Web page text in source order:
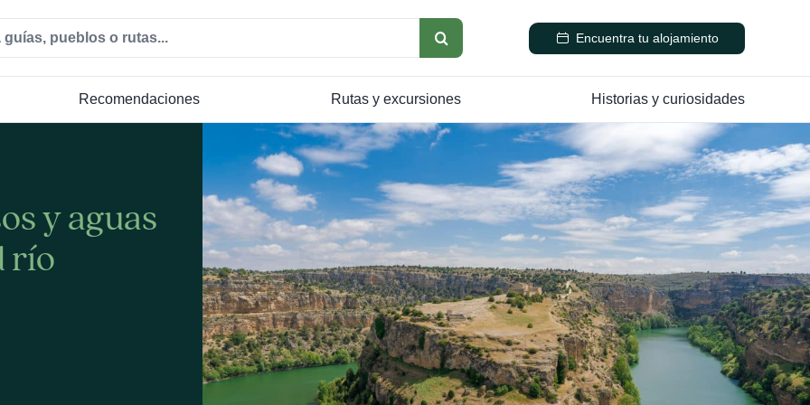
Encuentra tu alojamiento
Recomendaciones Rutas y excursiones Historias y curiosidades
y aguas
río